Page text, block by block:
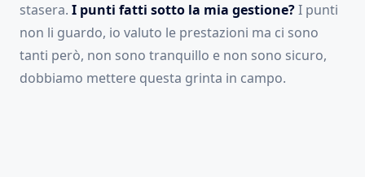
stasera. I punti fatti sotto la mia gestione?I punti
non li guardo, io valuto le prestazioni ma ci sono
tanti però, non sono tranquillo e non sono sicuro,
dobbiamo mettere questa grinta in campo.